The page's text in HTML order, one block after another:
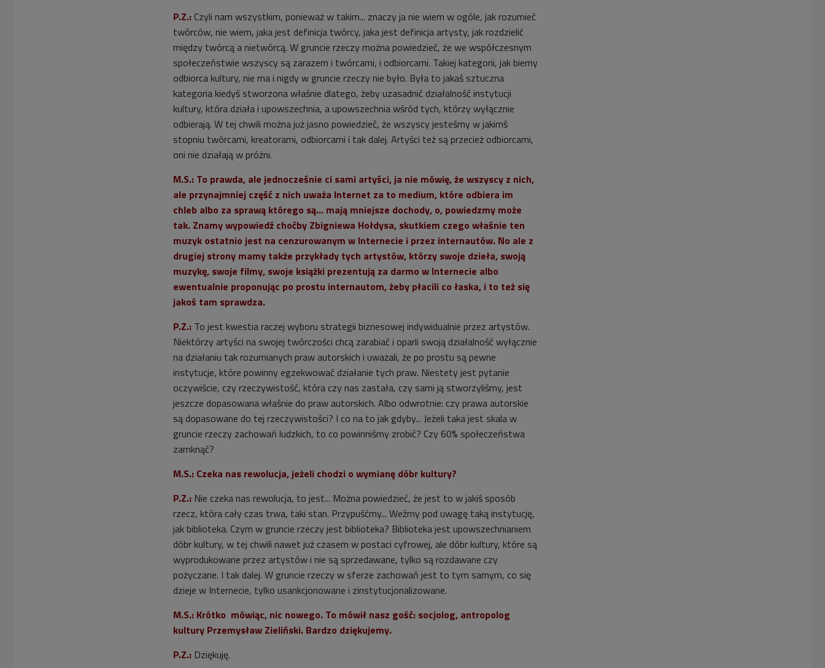
P.Z.: Czyli nam wszystkim, ponieważ w takim... znaczy ja nie wiem w ogóle, jak rozumieć
twórców, nie wiem, jaka jest definicja twórcy, jaka jest definicja artysty, jak rozdzielić
między twórcą a nietwórcą. W gruncie rzeczy można powiedzieć, że we współczesnym
społeczeństwie wszyscy są zarazem i twórcami, i odbiorcami. Takiej kategorii, jak bierny
odbiorca kultury, nie ma i nigdy w gruncie rzeczy nie było. Była to jakaś sztuczna
kategoria kiedyś stworzona właśnie dlatego, żeby uzasadnić działalność instytucji
kultury, która działa i upowszechnia, a upowszechnia wśród tych, którzy wyłącznie
odbierają. W tej chwili można już jasno powiedzieć, że wszyscy jesteśmy w jakimś
stopniu twórcami, kreatorami, odbiorcami i tak dalej. Artyści też są przecież odbiorcami,
oni nie działają w próżni.
M.S.: To prawda, ale jednocześnie ci sami artyści, ja nie mówię, że wszyscy z nich,
ale przynajmniej część z nich uważa Internet za to medium, które odbiera im
chleb albo za sprawą którego są... mają mniejsze dochody, o, powiedzmy może
tak. Znamy wypowiedź choćby Zbigniewa Hołdysa, skutkiem czego właśnie ten
muzyk ostatnio jest na cenzurowanym w Internecie i przez internautów. No ale z
drugiej strony mamy także przykłady tych artystów, którzy swoje dzieła, swoją
muzykę, swoje filmy, swoje książki prezentują za darmo w Internecie albo
ewentualnie proponując po prostu internautom, żeby płacili co łaska, i to też się
jakoś tam sprawdza.
P.Z.: To jest kwestia raczej wyboru strategii biznesowej indywidualnie przez artystów.
Niektórzy artyści na swojej twórczości chcą zarabiać i oparli swoją działalność wyłącznie
na działaniu tak rozumianych praw autorskich i uważali, że po prostu są pewne
instytucje, które powinny egzekwować działanie tych praw. Niestety jest pytanie
oczywiście, czy rzeczywistość, która czy nas zastała, czy sami ją stworzyliśmy, jest
jeszcze dopasowana właśnie do praw autorskich. Albo odwrotnie: czy prawa autorskie
są dopasowane do tej rzeczywistości? I co na to jak gdyby... Jeżeli taka jest skala w
gruncie rzeczy zachowań ludzkich, to co powinniśmy zrobić? Czy 60% społeczeństwa
zamknąć?
M.S.: Czeka nas rewolucja, jeżeli chodzi o wymianę dóbr kultury?
P.Z.: Nie czeka nas rewolucja, to jest... Można powiedzieć, że jest to w jakiś sposób
rzecz, która cały czas trwa, taki stan. Przypuśćmy... Weźmy pod uwagę taką instytucję,
jak biblioteka. Czym w gruncie rzeczy jest biblioteka? Biblioteka jest upowszechnianiem
dóbr kultury, w tej chwili nawet już czasem w postaci cyfrowej, ale dóbr kultury, które są
wyprodukowane przez artystów i nie są sprzedawane, tylko są rozdawane czy
pożyczane. I tak dalej. W gruncie rzeczy w sferze zachowań jest to tym samym, co się
dzieje w Internecie, tylko usankcjonowane i zinstytucjonalizowane.
M.S.: Krótko mówiąc, nic nowego. To mówił nasz gość: socjolog, antropolog
kultury Przemysław Zieliński. Bardzo dziękujemy.
P.Z.: Dziękuję.